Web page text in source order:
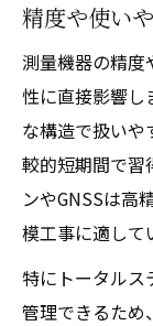
精度や使い
測量機器の精度
性に直接影響し
な構造で扱い
較的短期間で習
ンやGNSSは高
模工事に適して
特にトータル
管理できるため